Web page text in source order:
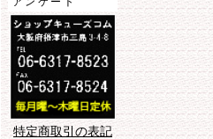
特定商取引の表記